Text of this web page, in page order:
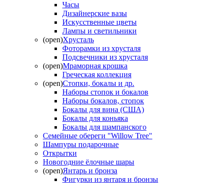
Часы
Дизайнерские вазы
Искусственные цветы
Лампы и светильники
(open)Хрусталь
Фоторамки из хрусталя
Подсвечники из хрусталя
(open)Мраморная крошка
Греческая коллекция
(open)Стопки, бокалы и др.
Наборы стопок и бокалов
Наборы бокалов, стопок
Бокалы для вина (США)
Бокалы для коньяка
Бокалы для шампанского
Семейные обереги "Willow Tree"
Шампуры подарочные
Открытки
Новогодние ёлочные шары
(open)Янтарь и бронза
Фигурки из янтаря и бронзы